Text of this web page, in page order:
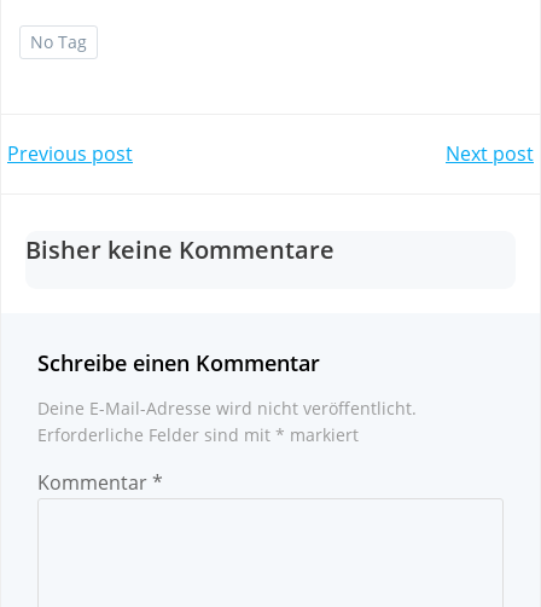
No Tag
Post
navigation
Previous post
navigation
Next post
Bisher keine Kommentare
Schreibe einen Kommentar
Deine E-Mail-Adresse wird nicht veröffentlicht.
Erforderliche Felder sind mit * markiert
Kommentar*